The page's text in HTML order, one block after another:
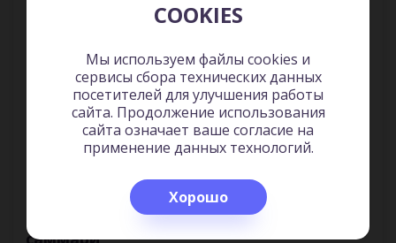
ЛИЧНОСТЬ И РАЗВИТИЕ
Лучшие книги Стивена Кови и их
саммари
COOKIES
Мы используем файлы cookies и
сервисы сбора технических данных
посетителей для улучшения работы
сайта. Продолжение использования
сайта означает ваше согласие на
применение данных технологий.
Хорошо